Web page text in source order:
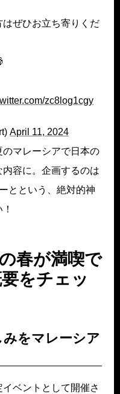
ぜひお立ち寄りくだ
zc8log1cgy
April 11, 2024
マレーシアで日本の
内容に。企画するのは
とという、絶対的神
春が満喫で
をチェッ
みをマレーシア
ベントとして開催さ